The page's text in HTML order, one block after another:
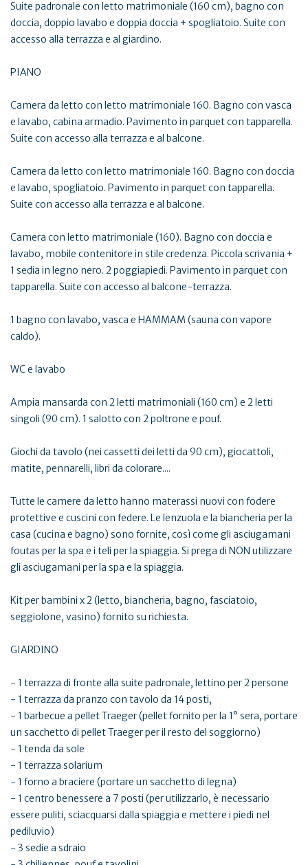
Suite padronale con letto matrimoniale (160 cm), bagno con
doccia, doppio lavabo e doppia doccia + spogliatoio. Suite con
accesso alla terrazza e al giardino.
PIANO
Camera da letto con letto matrimoniale 160. Bagno con vasca
e lavabo, cabina armadio. Pavimento in parquet con tapparella.
Suite con accesso alla terrazza e al balcone.
Camera da letto con letto matrimoniale 160. Bagno con doccia
e lavabo, spogliatoio. Pavimento in parquet con tapparella.
Suite con accesso alla terrazza e al balcone.
Camera con letto matrimoniale (160). Bagno con doccia e
lavabo, mobile contenitore in stile credenza. Piccola scrivania +
1 sedia in legno nero. 2 poggiapiedi. Pavimento in parquet con
tapparella. Suite con accesso al balcone-terrazza.
1 bagno con lavabo, vasca e HAMMAM (sauna con vapore
caldo).
WC e lavabo
Ampia mansarda con 2 letti matrimoniali (160 cm) e 2 letti
singoli (90 cm). 1 salotto con 2 poltrone e pouf.
Giochi da tavolo (nei cassetti dei letti da 90 cm), giocattoli,
matite, pennarelli, libri da colorare....
Tutte le camere da letto hanno materassi nuovi con fodere
protettive e cuscini con federe. Le lenzuola e la biancheria per la
casa (cucina e bagno) sono fornite, così come gli asciugamani
foutas per la spa e i teli per la spiaggia. Si prega di NON utilizzare
gli asciugamani per la spa e la spiaggia.
Kit per bambini x 2 (letto, biancheria, bagno, fasciatoio,
seggiolone, vasino) fornito su richiesta.
GIARDINO
- 1 terrazza di fronte alla suite padronale, lettino per 2 persone
- 1 terrazza da pranzo con tavolo da 14 posti,
- 1 barbecue a pellet Traeger (pellet fornito per la 1° sera, portare
un sacchetto di pellet Traeger per il resto del soggiorno)
- 1 tenda da sole
- 1 terrazza solarium
- 1 forno a braciere (portare un sacchetto di legna)
- 1 centro benessere a 7 posti (per utilizzarlo, è necessario
essere puliti, sciacquarsi dalla spiaggia e mettere i piedi nel
pediluvio)
- 3 sedie a sdraio